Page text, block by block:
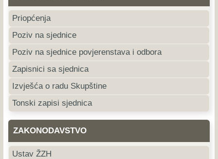
Priopćenja
Poziv na sjednice
Poziv na sjednice povjerenstava i odbora
Zapisnici sa sjednica
Izvješća o radu Skupštine
Tonski zapisi sjednica
ZAKONODAVSTVO
Ustav ŽZH